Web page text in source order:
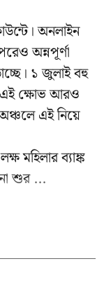
অনলাইন
অন্নপূর্ণা
১ জুলাই বহু
এই ক্ষোভ আরও
এই নিয়ে
মহিলার ব্যাঙ্ক
শুর ...